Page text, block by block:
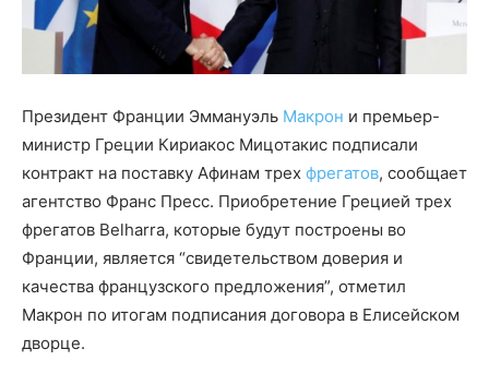
Президент Франции Эммануэль Макрон и премьер-
министр Греции Кириакос Мицотакис подписали
контракт на поставку Афинам трех фрегатов, сообщает
агентство Франс Пресс. Приобретение Грецией трех
фрегатов Belharra, которые будут построены во
Франции, является “свидетельством доверия и
качества французского предложения”, отметил
Макрон по итогам подписания договора в Елисейском
дворце.